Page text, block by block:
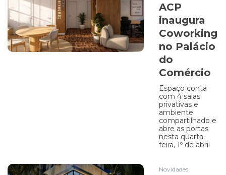
ACP
inaugura
Coworking
no Palácio
do
Comércio
Espaço conta
com 4 salas
privativas e
ambiente
compartilhado e
abre as portas
nesta quarta-
feira, 1º de abril
Novidades